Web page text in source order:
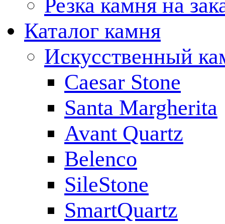
Резка камня на
Каталог камня
Искусственный
Caesar Stone
Santa Margherita
Avant Quartz
Belenco
SileStone
SmartQuartz